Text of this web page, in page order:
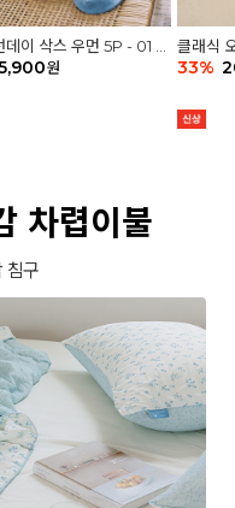
데이 삭스 우먼 5P - 01 G
원
클래식
세트
33%
차렵이불
침구